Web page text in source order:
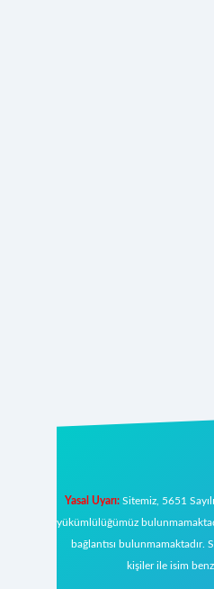
Yasal Uyarı:Sitemiz, 5651
yükümlülüğümüz
bağlantısı bulunmamaktadır.
kişiler ile isim